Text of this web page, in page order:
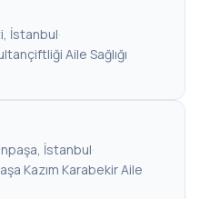
İstanbul·
Aile Sağlığı
İstanbul·
Kazım Karabekir Aile